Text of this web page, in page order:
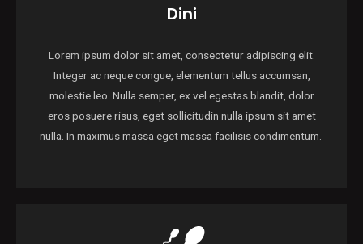
Dini
Lorem ipsum dolor sit amet, consectetur adipiscing elit.
Integer ac neque congue, elementum tellus accumsan,
molestie leo. Nulla semper, ex vel egestas blandit, dolor
eros posuere risus, eget sollicitudin nulla ipsum sit amet
nulla. In maximus massa eget massa facilisis condimentum.